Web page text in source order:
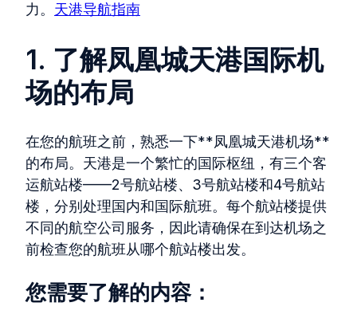
力。 天港导航指南
1. 了解凤凰城天港国际机
场的布局
在您的航班之前，熟悉一下**凤凰城天港机场**
的布局。天港是一个繁忙的国际枢纽，有三个客
运航站楼——2号航站楼、3号航站楼和4号航站
楼，分别处理国内和国际航班。每个航站楼提供
不同的航空公司服务，因此请确保在到达机场之
前检查您的航班从哪个航站楼出发。
您需要了解的内容：